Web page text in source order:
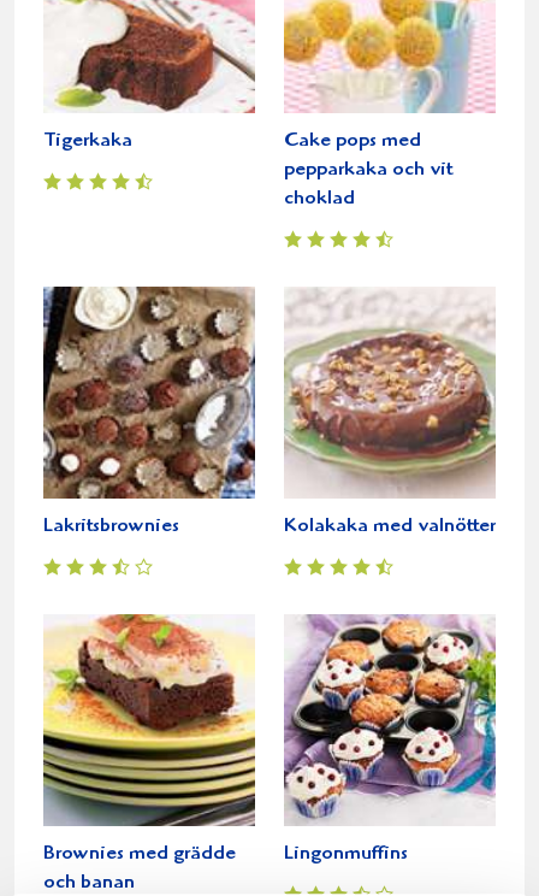
Tigerkaka
Cake pops med
pepparkaka och vit
choklad
Lakritsbrownies Kolakaka med valnötter
Brownies med grädde
och banan
Lingonmuffins